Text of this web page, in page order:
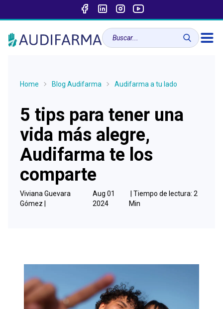
Home Blog Audifarma Audifarma a tu lado
5 tips para tener una
vida más alegre,
Audifarma te los
comparte
Viviana Guevara
Gómez |
Aug 01
2024
| Tiempo de lectura: 2
Min